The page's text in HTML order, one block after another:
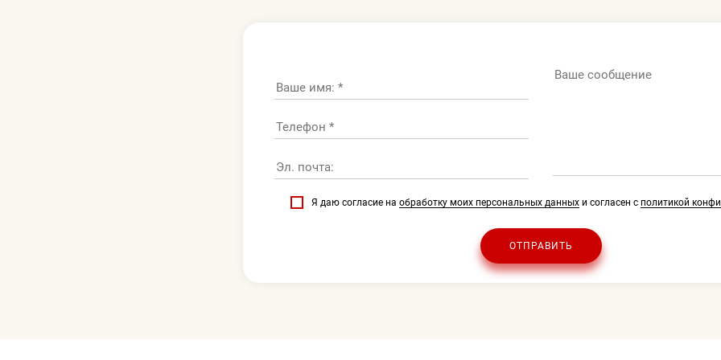
Я даю согласие на обработку моих персональных данныхи согласен с политикой
ОТПРАВИТЬ